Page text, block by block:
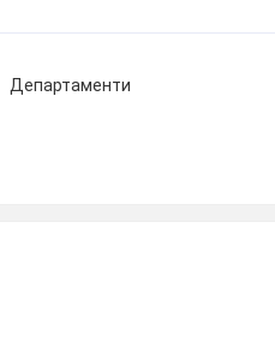
Департаменти